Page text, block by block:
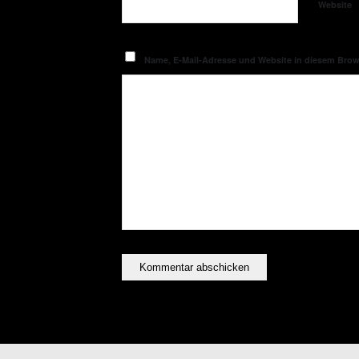
Website
Name, E-Mail-Adresse und Website in diesem